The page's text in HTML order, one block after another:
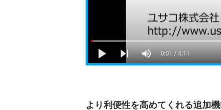
より利便性を高めてくれる追加